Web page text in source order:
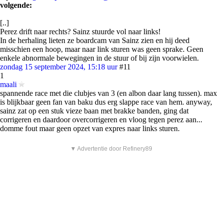
volgende:
[..]
Perez drift naar rechts? Sainz stuurde vol naar links!
In de herhaling lieten ze boardcam van Sainz zien en hij deed
misschien een hoop, maar naar link sturen was geen sprake. Geen
enkele abnormale bewegingen in de stuur of bij zijn voorwielen.
zondag 15 september 2024, 15:18 uur #11
1
maali
spannende race met die clubjes van 3 (en albon daar lang tussen). max
is blijkbaar geen fan van baku dus erg slappe race van hem. anyway,
sainz zat op een stuk vieze baan met brakke banden, ging dat
corrigeren en daardoor overcorrigeren en vloog tegen perez aan...
domme fout maar geen opzet van expres naar links sturen.
▼ Advertentie door Refinery89